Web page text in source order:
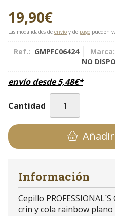
19,90€
Las modalidades de envío y de pago pueden
Ref.: GMPFC06424 Marca:
NO
envío desde5,48€*
Cantidad
Información
Cepillo
crin y cola rainbow plano